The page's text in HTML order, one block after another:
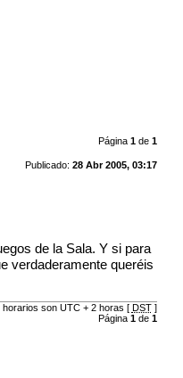
Página 1de 1
Publicado: 28 Abr 2005, 03:17
de la Sala. Y si para
verdaderamente queréis
horarios son UTC + 2 horas [ DST]
Página 1de 1